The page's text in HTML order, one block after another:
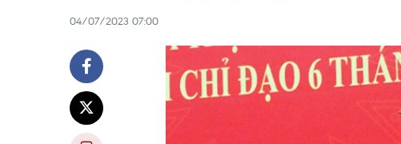
04/07/2023 07:00